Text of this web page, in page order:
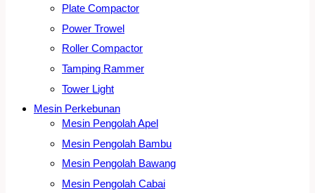
Plate Compactor
Power Trowel
Roller Compactor
Tamping Rammer
Tower Light
Mesin Perkebunan
Mesin Pengolah Apel
Mesin Pengolah Bambu
Mesin Pengolah Bawang
Mesin Pengolah Cabai